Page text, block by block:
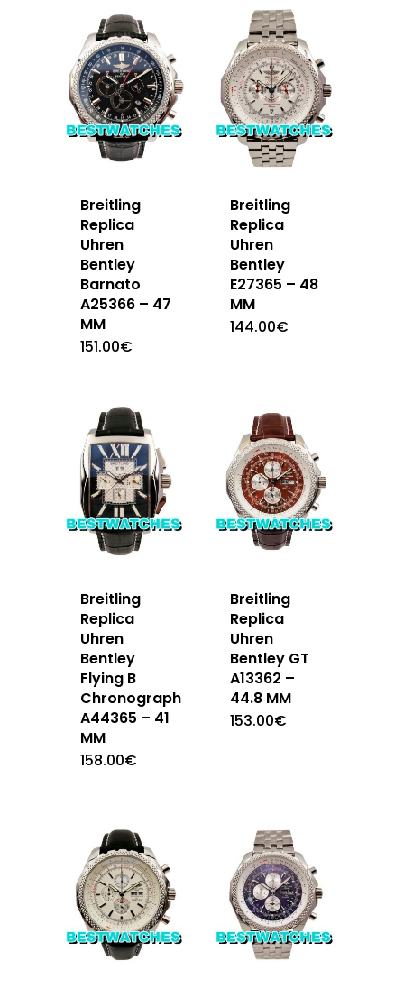
Breitling
Replica
Uhren
Bentley
Barnato
A25366 – 47
MM
151.00€
Breitling
Replica
Uhren
Bentley
E27365 – 48
MM
144.00€
Breitling
Replica
Uhren
Bentley
Flying B
Chronograph
A44365 – 41
MM
158.00€
Breitling
Replica
Uhren
Bentley GT
A13362 –
44.8 MM
153.00€